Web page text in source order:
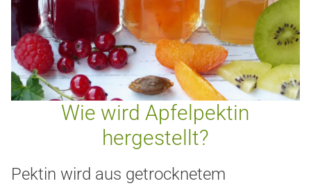
Wie wird Apfelpektin
hergestellt?
Pektin wird aus getrocknetem